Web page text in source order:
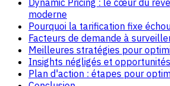
moderne
Pourquoi la tarification fixe
Facteurs de demande à
Meilleures stratégies pour
Insights négligés et
Plan d'action : étapes pour